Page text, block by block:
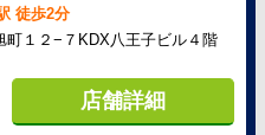
徒歩2分
町１２−７KDX八王子ビル４階
店舗詳細